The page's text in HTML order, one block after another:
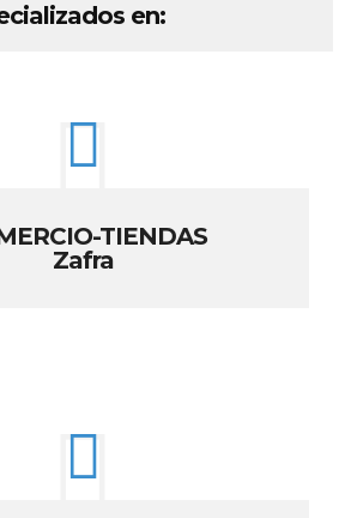
en:
TIENDAS
Zafra